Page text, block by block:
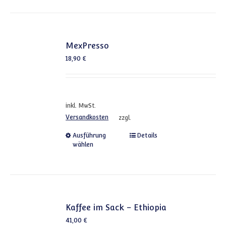
MexPresso
18,90€
inkl. MwSt.
zzgl.
Versandkosten
Ausführung
wählen
Dieses Produkt weist
Details
Kaffee im Sack – Ethiopia
41,00€